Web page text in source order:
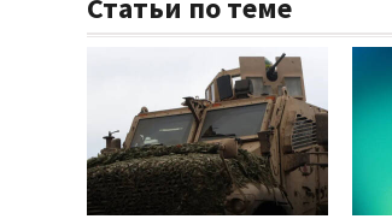
Статьи по теме